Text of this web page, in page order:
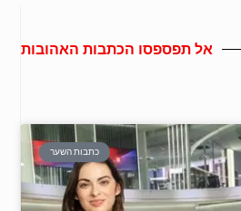
אל תפספסו הכתבות האהובות
כתבות השער